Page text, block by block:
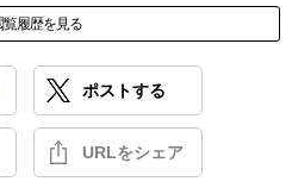
覧履歴を見る
ポストする
URLをシェア